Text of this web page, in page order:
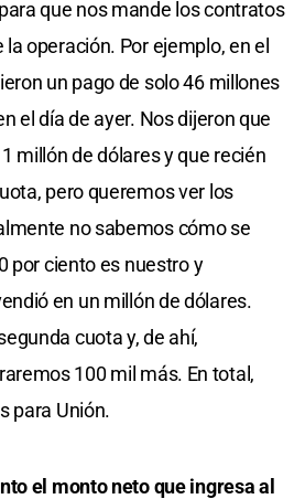
que nos mande los contratos
operación. Por ejemplo, en el
un pago de solo 46 millones
el día de ayer. Nos dijeron que
millón de dólares y que recién
pero queremos ver los
no sabemos cómo se
por ciento es nuestro y
en un millón de dólares.
cuota y, de ahí,
100 mil más. En total,
para Unión.
el monto neto que ingresa al